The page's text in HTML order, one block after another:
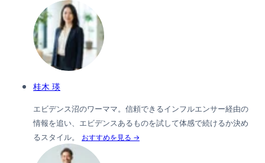
桂木 瑛
エビデンス沼のワーママ。信頼できるインフルエンサー経由の
情報を追い、エビデンスあるものを試して体感で続けるか決め
るスタイル。
おすすめを見る →